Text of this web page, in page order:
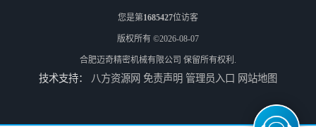
北京零配件机加工 迈奇精密机械 经验丰富 济南四轴零件加工服务 迈奇精密机械 批量订单可免费打样
您是第1685427位访客
版权所有 ©2026-08-07
合肥迈奇精密机械有限公司 保留所有权利.
技术支持： 八方资源网 免责声明 管理员入口 网站地图